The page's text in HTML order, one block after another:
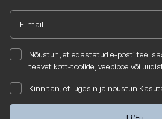
Nõustun, et edastatud e-posti teel
teavet kott-toolide, veebipoe või
Kinnitan, et lugesin ja nõustun